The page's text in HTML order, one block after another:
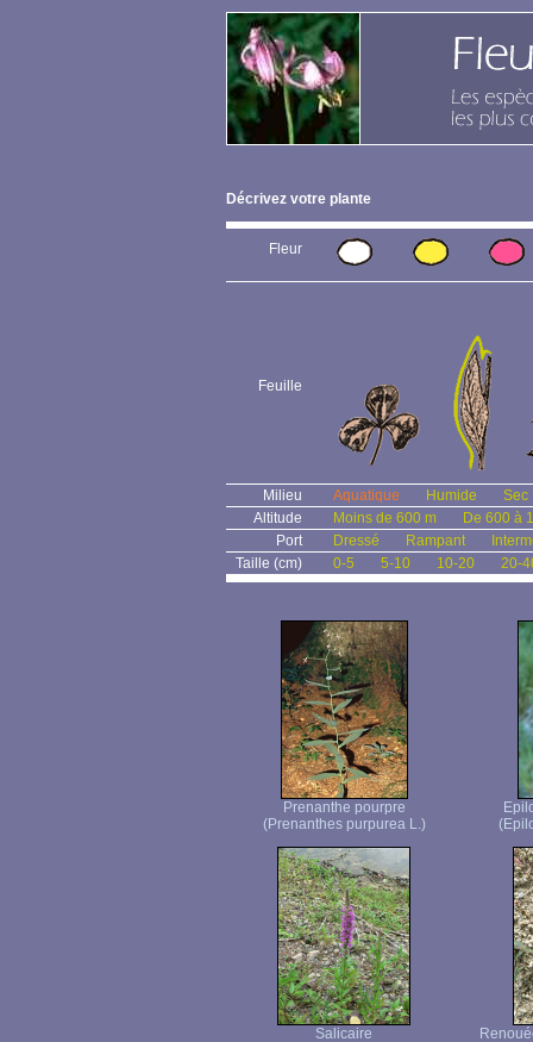
Décrivez votre plante
Fleur
Feuille
Milieu Aquatique Humide
Sec
Altitude
Moins de 600 m
De 600 à
Port
Dressé Rampant
Taille (cm)
0-5 5-10 10-20 20-
Prenanthe pourpre
(Prenanthes purpurea L.)
Salicaire